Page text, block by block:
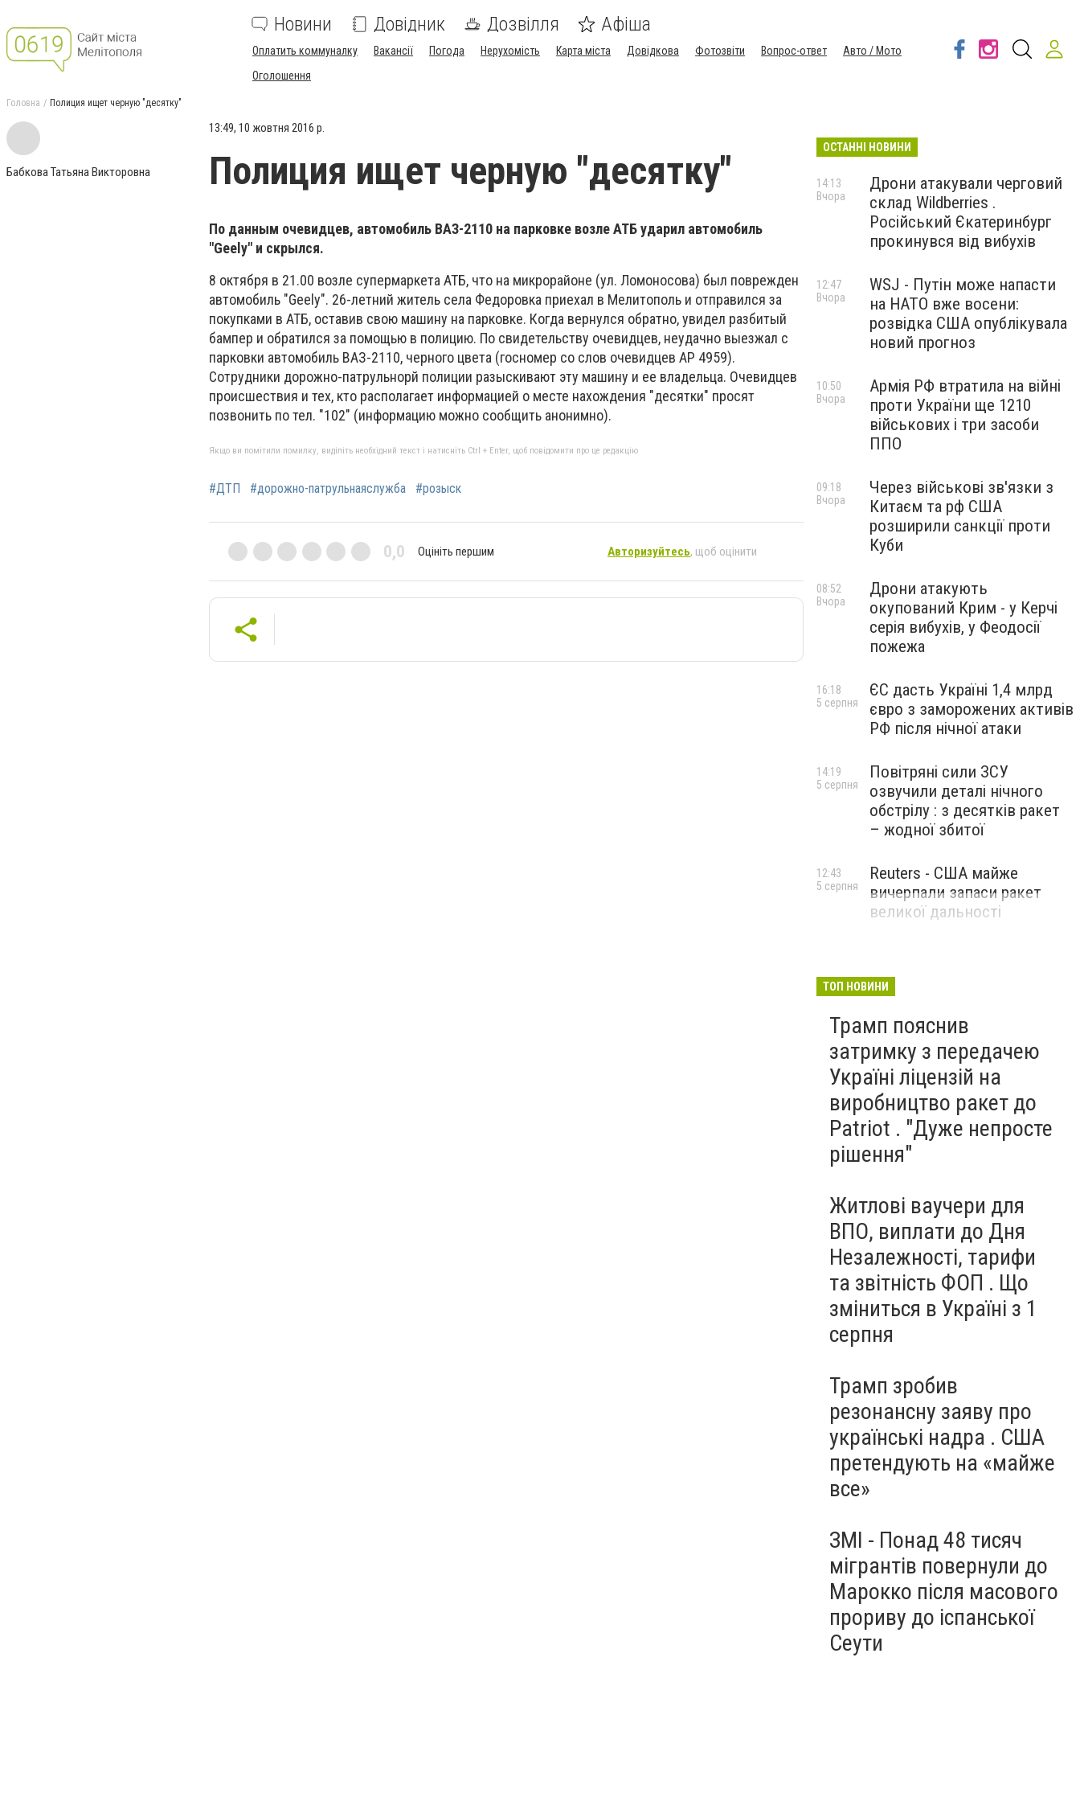
Новини Довідник Дозвілля Афіша
Оплатить коммуналку Вакансії Погода Нерухомість Карта міста Довідкова Фотозвіти Вопрос-ответ
Авто / Мото
Оголошення
Головна Полиция ищет черную "десятку"
Бабкова Татьяна Викторовна
13:49, 10 жовтня 2016 р.
Полиция ищет черную "десятку"
По данным очевидцев, автомобиль ВАЗ-2110 на парковке возле АТБ ударил автомобиль
"Geely" и скрылся.
8 октября в 21.00 возле супермаркета АТБ, что на микрорайоне (ул. Ломоносова) был поврежден
автомобиль "Geely". 26-летний житель села Федоровка приехал в Мелитополь и отправился за
покупками в АТБ, оставив свою машину на парковке. Когда вернулся обратно, увидел разбитый
бампер и обратился за помощью в полицию. По свидетельству очевидцев, неудачно выезжал с
парковки автомобиль ВАЗ-2110, черного цвета (госномер со слов очевидцев АР 4959).
Сотрудники дорожно-патрульнорй полиции разыскивают эту машину и ее владельца. Очевидцев
происшествия и тех, кто располагает информацией о месте нахождения "десятки" просят
позвонить по тел. "102" (информацию можно сообщить анонимно).
Якщо ви помітили помилку, виділіть необхідний текст і натисніть Ctrl + Enter, щоб повідомити про це редакцію
#ДТП #дорожно-патрульнаяслужба #розыск
0,0 Оцініть першим Авторизуйтесь, щоб оцінити
ОСТАННІ НОВИНИ
Дрони атакували черговий
склад Wildberries .
Російський Єкатеринбург
прокинувся від вибухів
14:13
Вчора
WSJ - Путін може напасти
на НАТО вже восени:
розвідка США опублікувала
новий прогноз
12:47
Вчора
Армія РФ втратила на війні
проти України ще 1210
військових і три засоби
ППО
10:50
Вчора
Через військові зв'язки з
Китаєм та рф США
розширили санкції проти
Куби
09:18
Вчора
Дрони атакують
окупований Крим - у Керчі
серія вибухів, у Феодосії
пожежа
08:52
Вчора
ЄС дасть Україні 1,4 млрд
євро з заморожених активів
РФ після нічної атаки
16:18
5 серпня
Повітряні сили ЗСУ
озвучили деталі нічного
обстрілу : з десятків ракет
– жодної збитої
14:19
5 серпня
Reuters - США майже
вичерпали запаси ракет
великої дальності
12:43
5 серпня
ТОП НОВИНИ
Трамп пояснив
затримку з передачею
Україні ліцензій на
виробництво ракет до
Patriot . "Дуже непросте
рішення"
Житлові ваучери для
ВПО, виплати до Дня
Незалежності, тарифи
та звітність ФОП . Що
зміниться в Україні з 1
серпня
Трамп зробив
резонансну заяву про
українські надра . США
претендують на «майже
все»
ЗМІ - Понад 48 тисяч
мігрантів повернули до
Марокко після масового
прориву до іспанської
Сеути